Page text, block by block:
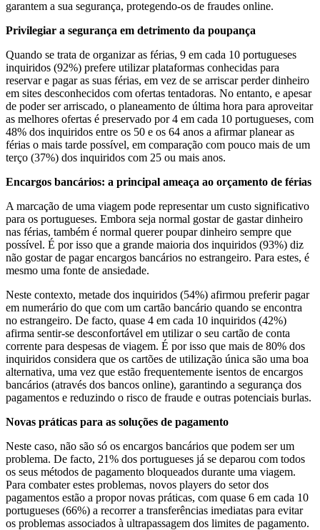
Privilegiar a segurança em detrimento da poupança
Quando se trata de organizar as férias, 9 em cada 10 portugueses
inquiridos (92%) prefere utilizar plataformas conhecidas para
reservar e pagar as suas férias, em vez de se arriscar perder dinheiro
em sites desconhecidos com ofertas tentadoras. No entanto, e apesar
de poder ser arriscado, o planeamento de última hora para aproveitar
as melhores ofertas é preservado por 4 em cada 10 portugueses, com
48% dos inquiridos entre os 50 e os 64 anos a afirmar planear as
férias o mais tarde possível, em comparação com pouco mais de um
terço (37%) dos inquiridos com 25 ou mais anos.
Encargos bancários: a principal ameaça ao orçamento de férias
A marcação de uma viagem pode representar um custo significativo
para os portugueses. Embora seja normal gostar de gastar dinheiro
nas férias, também é normal querer poupar dinheiro sempre que
possível. É por isso que a grande maioria dos inquiridos (93%) diz
não gostar de pagar encargos bancários no estrangeiro. Para estes, é
mesmo uma fonte de ansiedade.
Neste contexto, metade dos inquiridos (54%) afirmou preferir pagar
em numerário do que com um cartão bancário quando se encontra
no estrangeiro. De facto, quase 4 em cada 10 inquiridos (42%)
afirma sentir-se desconfortável em utilizar o seu cartão de conta
corrente para despesas de viagem. É por isso que mais de 80% dos
inquiridos considera que os cartões de utilização única são uma boa
alternativa, uma vez que estão frequentemente isentos de encargos
bancários (através dos bancos online), garantindo a segurança dos
pagamentos e reduzindo o risco de fraude e outras potenciais burlas.
Novas práticas para as soluções de pagamento
Neste caso, não são só os encargos bancários que podem ser um
problema. De facto, 21% dos portugueses já se deparou com todos
os seus métodos de pagamento bloqueados durante uma viagem.
Para combater estes problemas, novos players do setor dos
pagamentos estão a propor novas práticas, com quase 6 em cada 10
portugueses (66%) a recorrer a transferências imediatas para evitar
os problemas associados à ultrapassagem dos limites de pagamento.